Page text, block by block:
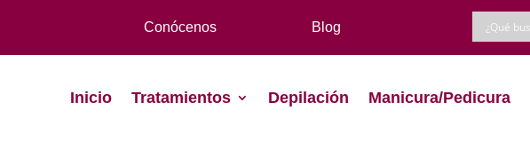
Conócenos Blog
Inicio Tratamientos Depilación Manicura/Pedicura